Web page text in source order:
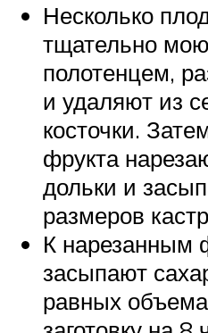
Несколько
тщательно
полотенцем,
и удаляют из
косточки.
фрукта
дольки и
размеров
К нарезанным
засыпают
равных